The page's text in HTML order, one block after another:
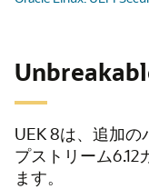
UEK 8は、追加
プストリーム
ます。